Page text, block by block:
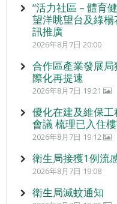
“活力社區 – 體育
望洋眺望台及綠
訊推廣
2026年8月7日 20:00
合作區產業發展局
際化再提速
2026年8月7日 19:21
優化在建及維保
會議 梳理已入住
2026年8月7日 19:12
衛生局接獲1例流
2026年8月7日 19:08
衛生局滅蚊通知